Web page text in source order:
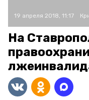
19 апреля 2018, 11:17
На